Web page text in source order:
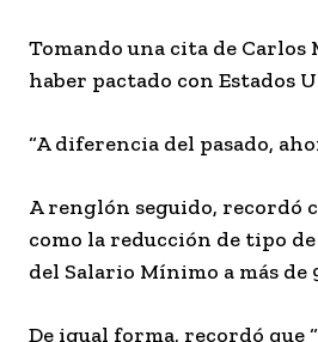
Tomando una cita de Carlos
haber pactado con Estados
“A diferencia del pasado,
A renglón seguido, recordó
como la reducción de tipo
del Salario Mínimo a más de
De igual forma, recordó que